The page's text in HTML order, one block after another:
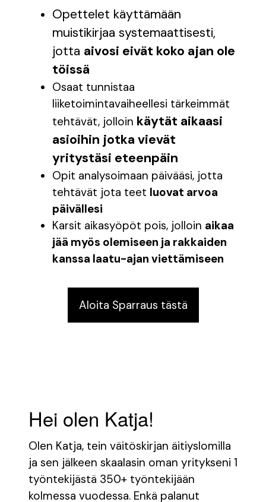
Opettelet käyttämään
muistikirjaa systemaattisesti,
jotta aivosi eivät koko ajan ole
töissä
Osaat tunnistaa
liiketoimintavaiheellesi tärkeimmät
tehtävät, jolloin käytät aikaasi
asioihin jotka vievät
yritystäsi eteenpäin
Opit analysoimaan päivääsi, jotta
tehtävät jota teet luovat arvoa
päivällesi
Karsit aikasyöpöt pois, jolloin aikaa
jää myös olemiseen ja rakkaiden
kanssa laatu-ajan viettämiseen
Aloita Sparraus tästä
Hei olen Katja!
Olen Katja, tein väitöskirjan äitiyslomilla
ja sen jälkeen skaalasin oman yritykseni 1
työntekijästä 350+ työntekijään
kolmessa vuodessa. Enkä palanut